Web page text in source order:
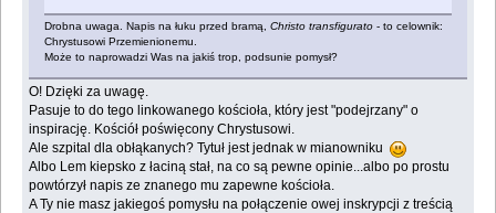
Drobna uwaga. Napis na łuku przed bramą,Christo transfigurato - to celownik:
Chrystusowi Przemienionemu.
Może to naprowadzi Was na jakiś trop, podsunie pomysł?
O! Dzięki za uwagę.
Pasuje to do tego linkowanego kościoła, który jest "podejrzany" o
inspirację. Kościół poświęcony Chrystusowi.
Ale szpital dla obłąkanych? Tytuł jest jednak w mianowniku
Albo Lem kiepsko z łaciną stał, na co są pewne opinie...albo po prostu
powtórzył napis ze znanego mu zapewne kościoła.
A Ty nie masz jakiegoś pomysłu na połączenie owej inskrypcji z treścią